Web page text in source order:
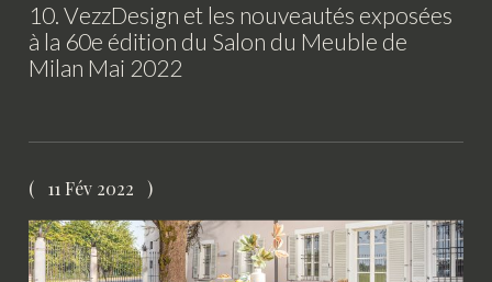
10. VezzDesign et les nouveautés exposées
à la 60e édition du Salon du Meuble de
Milan Mai 2022
11 Fév 2022